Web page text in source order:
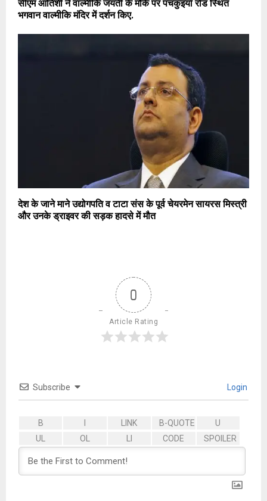
सीएम आतिशी ने वाल्मीकि जयंती के मौके पर पंचकुइयाँ रोड स्थित
भगवान वाल्मीकि मंदिर में दर्शन किए.
देश के जाने माने उद्योगपति व टाटा संस के पूर्व चेयरमेन सायरस मिस्त्री
और उनके ड्राइवर की सड़क हादसे में मौत
0
Article Rating
Subscribe Login